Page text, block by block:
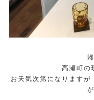
高瀬町の
お天気次第になります